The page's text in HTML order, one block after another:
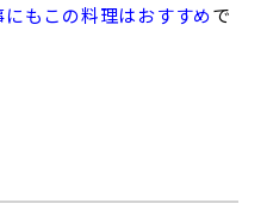
もこの料理はおすすめで